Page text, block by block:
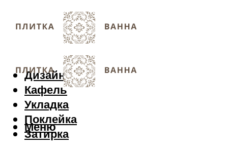
Дизайн
Кафель
Укладка
Поклейка
Затирка
Меню